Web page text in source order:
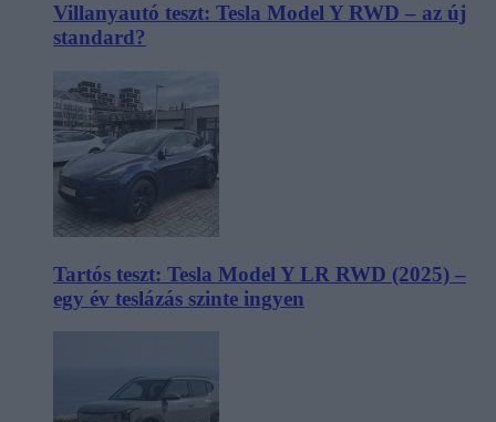
Villanyautó teszt: Tesla Model Y RWD – az új
standard?
Tartós teszt: Tesla Model Y LR RWD (2025) –
egy év teslázás szinte ingyen